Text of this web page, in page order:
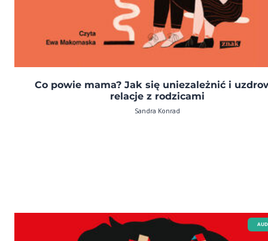
Co powie mama? Jak się uniezależnić i
relacje z rodzicami
Sandra Konrad